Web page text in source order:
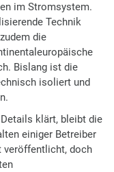
im Stromsystem.
Technik
die
Bislang ist die
isoliert und
klärt, bleibt die
einiger Betreiber
veröffentlicht, doch